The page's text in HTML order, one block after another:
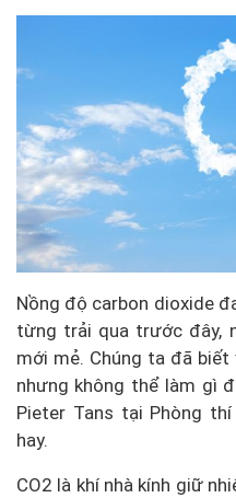
Nồng độ carbon dioxide
từng trải qua trước đây,
mới mẻ. Chúng ta đã
nhưng không thể làm gì
Pieter Tans tại Phòng
hay.
CO2 là khí nhà kính giữ